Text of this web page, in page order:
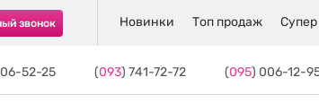
звонок Новинки Топ продаж
52-25 (093) 741-72-72 (095) 006-12-